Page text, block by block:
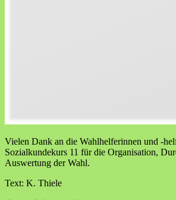
Vielen Dank an die Wahlhelferinnen und -
Sozialkundekurs 11 für die Organisation,
Auswertung der Wahl.
Text: K. Thiele